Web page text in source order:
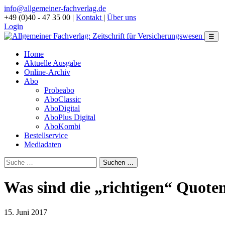
info@allgemeiner-fachverlag.de
+49 (0)40 - 47 35 00 | Kontakt | Über uns
Login
☰
Home
Aktuelle Ausgabe
Online-Archiv
Abo
Probeabo
AboClassic
AboDigital
AboPlus Digital
AboKombi
Bestellservice
Mediadaten
Was sind die „richtigen“
15. Juni 2017